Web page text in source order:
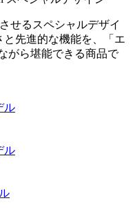
せるスペシャルデザイ
先進的な機能を、「エ
がら堪能できる商品で
ル
ル